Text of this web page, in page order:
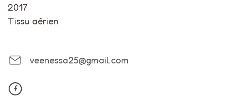
2017
Tissu aérien
veenessa25@gmail.com